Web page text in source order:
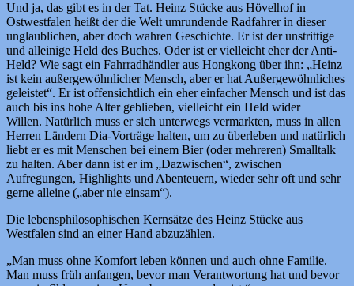
Und ja, das gibt es in der Tat. Heinz Stücke aus Hövelhof in
Ostwestfalen heißt der die Welt umrundende Radfahrer in dieser
unglaublichen, aber doch wahren Geschichte. Er ist der unstrittige
und alleinige Held des Buches. Oder ist er vielleicht eher der Anti-
Held? Wie sagt ein Fahrradhändler aus Hongkong über ihn: „Heinz
ist kein außergewöhnlicher Mensch, aber er hat Außergewöhnliches
geleistet“. Er ist offensichtlich ein eher einfacher Mensch und ist das
auch bis ins hohe Alter geblieben, vielleicht ein Held wider
Willen. Natürlich muss er sich unterwegs vermarkten, muss in allen
Herren Ländern Dia-Vorträge halten, um zu überleben und natürlich
liebt er es mit Menschen bei einem Bier (oder mehreren) Smalltalk
zu halten. Aber dann ist er im „Dazwischen“, zwischen
Aufregungen, Highlights und Abenteuern, wieder sehr oft und sehr
gerne alleine („aber nie einsam“).
Die lebensphilosophischen Kernsätze des Heinz Stücke aus
Westfalen sind an einer Hand abzuzählen.
„Man muss ohne Komfort leben können und auch ohne Familie.
Man muss früh anfangen, bevor man Verantwortung hat und bevor